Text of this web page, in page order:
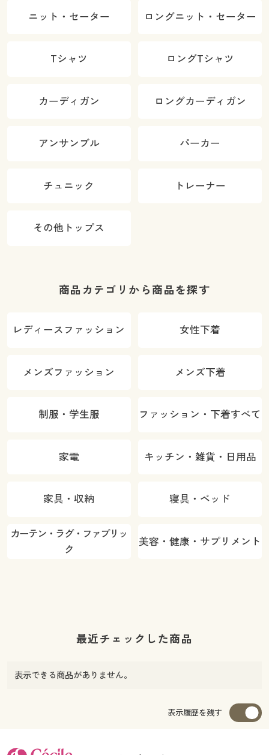
ニット・セーター ロングニット・セーター
Tシャツ ロングTシャツ
カーディガン ロングカーディガン
アンサンブル パーカー
チュニック トレーナー
その他トップス
商品カテゴリから商品を探す
レディースファッション 女性下着
メンズファッション メンズ下着
制服・学生服 ファッション・下着すべて
家電 キッチン・雑貨・日用品
家具・収納 寝具・ベッド
カーテン・ラグ・ファブリッ
ク
美容・健康・サプリメント
最近チェックした商品
表示できる商品がありません。
表示履歴を残す